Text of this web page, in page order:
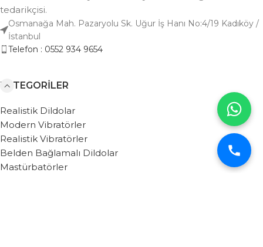
tedarikçisi.
Osmanağa Mah. Pazaryolu Sk. Uğur İş Hanı No:4/19 Kadıköy /
İstanbul
Telefon : 0552 934 9654
KATEGORILER
Realistik Dildolar
Modern Vibratörler
Realistik Vibratörler
Belden Bağlamalı Dildolar
Mastürbatörler